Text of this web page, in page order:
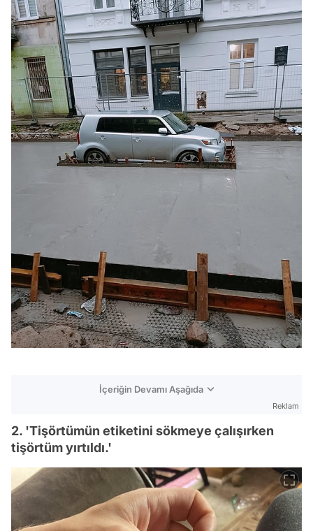
İçeriğin Devamı Aşağıda
Reklam
2. 'Tişörtümün etiketini sökmeye çalışırken
tişörtüm yırtıldı.'